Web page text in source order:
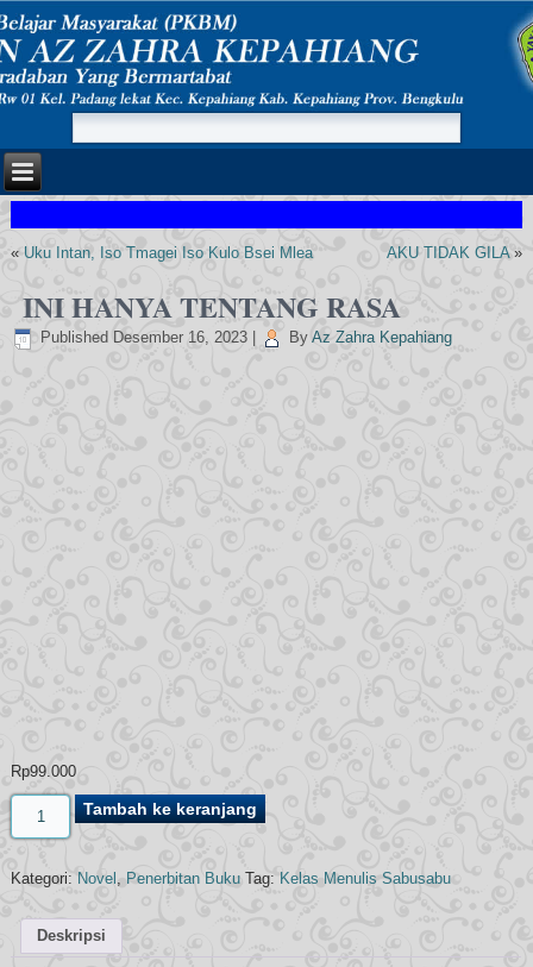
« Uku Intan, Iso Tmagei Iso Kulo Bsei Mlea AKU TIDAK GILA»
INI HANYA TENTANG RASA
Published Desember 16, 2023 By Az Zahra Kepahiang
Rp99.000
Kuantitas
HANYA
RASA
Tambah ke keranjang
Kategori: Novel Penerbitan Buku Tag: Kelas Menulis Sabusabu
Deskripsi